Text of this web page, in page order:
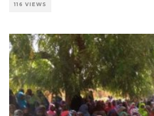
116 VIEWS